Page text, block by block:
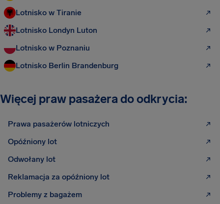
Lotnisko w Tiranie
Lotnisko Londyn Luton
Lotnisko w Poznaniu
Lotnisko Berlin Brandenburg
Więcej praw pasażera do odkrycia:
Prawa pasażerów lotniczych
Opóźniony lot
Odwołany lot
Reklamacja za opóźniony lot
Problemy z bagażem